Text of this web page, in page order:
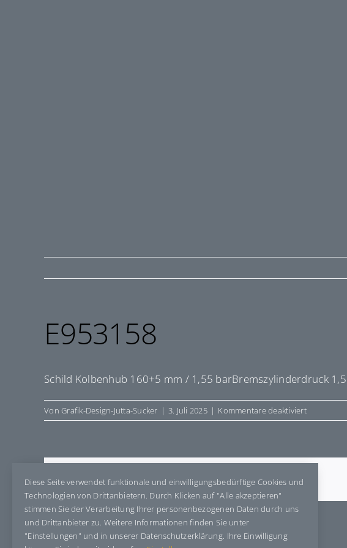
E953158
Schild Kolbenhub 160+5 mm / 1,55 barBremszylinderdruck
VonGrafik-Design-Jutta-Sucker | 3. Juli 2025 | Kommentare deaktiviertfür
E953158
Share This Story, Choose Your Platform!
Diese Seite verwendet funktionale und einwilligungsbedürftige Cookies und
Technologien von Drittanbietern. Durch Klicken auf "Alle akzeptieren"
stimmen Sie der Verarbeitung Ihrer personenbezogenen Daten durch uns
und Drittanbieter zu. Weitere Informationen finden Sie unter
"Einstellungen" und in unserer Datenschutzerklärung. Ihre Einwilligung